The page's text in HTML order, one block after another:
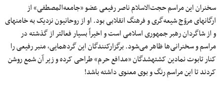
سخنران این مراسم حجت‌الاسلام ناصر رفیعی عضو «جامعه‌المصطفی» از
ارگان‎های مروّج شیعه‌گری و فرهنگ انقلابی بود. او از روحانیون نزدیک به خامنه‎ای
و از شاگردان رهبر جمهوری اسلامی است و اخیراً بسیار فعالتر از گذشته در
مراسم و سخنرانی‌ها ظاهر می‌شود. برگزار‌کنندگان این گردهمایی، منبر رفیعی را
کنار تابوت نمادین کشته‎شدگان «مدافع حرم» طراحی کرده و زیر آن شمع روشن
کردند تا این مراسم رنگ و بوی معنوی داشته باشد!